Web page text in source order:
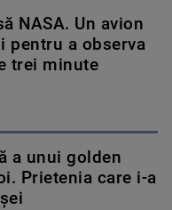
NASA. Un avion
pentru a observa
trei minute
a unui golden
Prietenia care i-a